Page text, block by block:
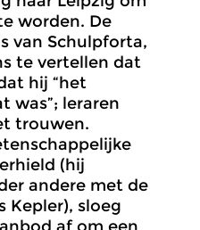
worden. De
van Schulpforta,
te vertellen dat
hij “het
was”; leraren
trouwen.
(hij
andere met de
Kepler), sloeg